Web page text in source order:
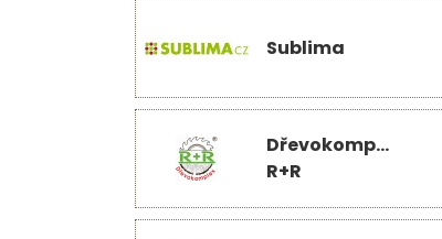
Sublima
Dřevokomplex
R+R